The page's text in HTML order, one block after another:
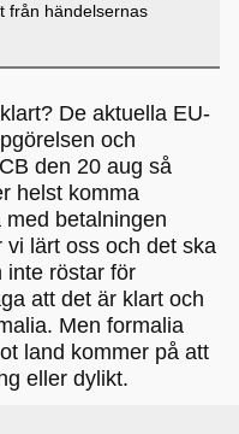
från händelsernas
De aktuella EU-
och
den 20 aug så
helst komma
betalningen
vi lärt oss och det ska
inte röstar för
att det är klart och
Men formalia
land kommer på att
eller dylikt.